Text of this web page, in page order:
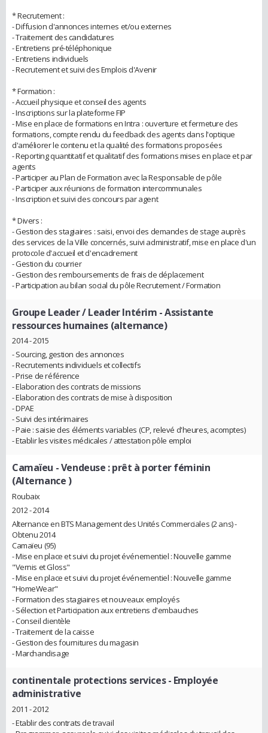
* Recrutement :
- Diffusion d'annonces internes et/ou externes
- Traitement des candidatures
- Entretiens pré-téléphonique
- Entretiens individuels
- Recrutement et suivi des Emplois d'Avenir
* Formation :
- Accueil physique et conseil des agents
- Inscriptions sur la plateforme FIP
- Mise en place de formations en Intra : ouverture et fermeture des
formations, compte rendu du feedback des agents dans l'optique
d'améliorer le contenu et la qualité des formations proposées
- Reporting quantitatif et qualitatif des formations mises en place et par
agents
- Participer au Plan de Formation avec la Responsable de pôle
- Participer aux réunions de formation intercommunales
- Inscription et suivi des concours par agent
* Divers :
- Gestion des stagiaires : saisi, envoi des demandes de stage auprès
des services de la Ville concernés, suivi administratif, mise en place d'un
protocole d'accueil et d'encadrement
- Gestion du courrier
- Gestion des remboursements de frais de déplacement
- Participation au bilan social du pôle Recrutement / Formation
Groupe Leader / Leader Intérim - Assistante
ressources humaines (alternance)
2014 - 2015
- Sourcing, gestion des annonces
- Recrutements individuels et collectifs
- Prise de référence
- Elaboration des contrats de missions
- Elaboration des contrats de mise à disposition
- DPAE
- Suivi des intérimaires
- Paie : saisie des éléments variables (CP, relevé d'heures, acomptes)
- Etablir les visites médicales / attestation pôle emploi
Camaïeu - Vendeuse : prêt à porter féminin
(Alternance )
Roubaix
2012 - 2014
Alternance en BTS Management des Unités Commerciales (2 ans) -
Obtenu 2014
Camaïeu (95)
- Mise en place et suivi du projet événementiel : Nouvelle gamme
"Vernis et Gloss"
- Mise en place et suivi du projet événementiel : Nouvelle gamme
"HomeWear"
- Formation des stagiaires et nouveaux employés
- Sélection et Participation aux entretiens d'embauches
- Conseil clientèle
- Traitement de la caisse
- Gestion des fournitures du magasin
- Marchandisage
continentale protections services- Employée
administrative
2011 - 2012
- Etablir des contrats de travail